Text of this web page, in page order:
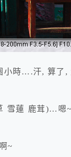
時….汗, 算了,
雪蓮 鹿茸)…嗯~
~